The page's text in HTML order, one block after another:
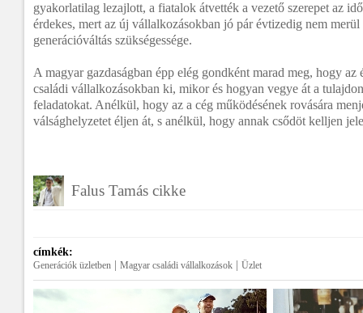
gyakorlatilag lezajlott, a fiatalok átvették a vezető szerepet az
érdekes, mert az új vállalkozásokban jó pár évtizedig nem
generációváltás szükségessége.
A magyar gazdaságban épp elég gondként marad meg, hogy
családi vállalkozásokban ki, mikor és hogyan vegye át a
feladatokat. Anélkül, hogy az a cég működésének rovására
válsághelyzetet éljen át, s anélkül, hogy annak csődöt kelljen
Falus Tamás cikke
címkék:
Generációk üzletben Magyar családi vállalkozások Üzlet